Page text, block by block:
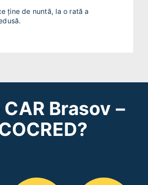
ține de nuntă, la o rată a
Brasov –